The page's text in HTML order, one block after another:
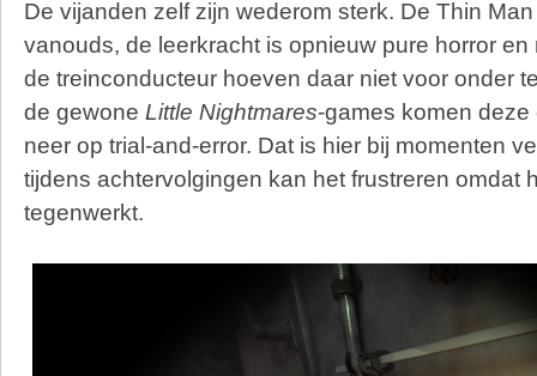
De vijanden zelf zijn wederom sterk. De Thin
vanouds, de leerkracht is opnieuw pure horror
de treinconducteur hoeven daar niet voor onder
de gewone Little Nightmares-games komen
neer op trial-and-error. Dat is hier bij momenten
tijdens achtervolgingen kan het frustreren omdat
tegenwerkt.